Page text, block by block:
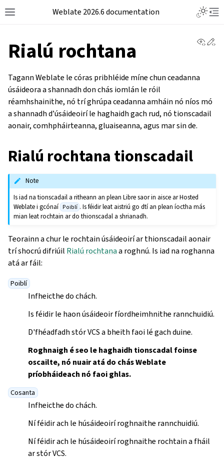
Weblate 2026.6 documentation
Rialú rochtana
Tagann Weblate le córas pribhléide míne chun ceadanna
úsáideora a shannadh don chás iomlán le róil
réamhshainithe, nó trí ghrúpa ceadanna amháin nó níos mó
a shannadh d’úsáideoirí le haghaidh gach rud, nó tionscadail
aonair, comhpháirteanna, gluaiseanna, agus mar sin de.
Rialú rochtana tionscadail
Note
Is iad na tionscadail a ritheann an plean Libre saor in aisce ar Hosted
Weblate i gcónaí Poiblí . Is féidir leat aistriú go dtí an plean íoctha más
mian leat rochtain ar do thionscadal a shrianadh.
Teorainn a chur le rochtain úsáideoirí ar thionscadail aonair
trí shocrú difriúil Rialú rochtanaa roghnú. Is iad na roghanna
atá ar fáil:
Poiblí
Infheicthe do chách.
Is féidir le haon úsáideoir fíordheimhnithe rannchuidiú.
D'fhéadfadh stór VCS a bheith faoi lé gach duine.
Roghnaigh é seo le haghaidh tionscadal foinse
oscailte, nó nuair atá do chás Weblate
príobháideach nó faoi ghlas.
Cosanta
Infheicthe do chách.
Ní féidir ach le húsáideoirí roghnaithe rannchuidiú.
Ní féidir ach le húsáideoirí roghnaithe rochtain a fháil
ar stór VCS.